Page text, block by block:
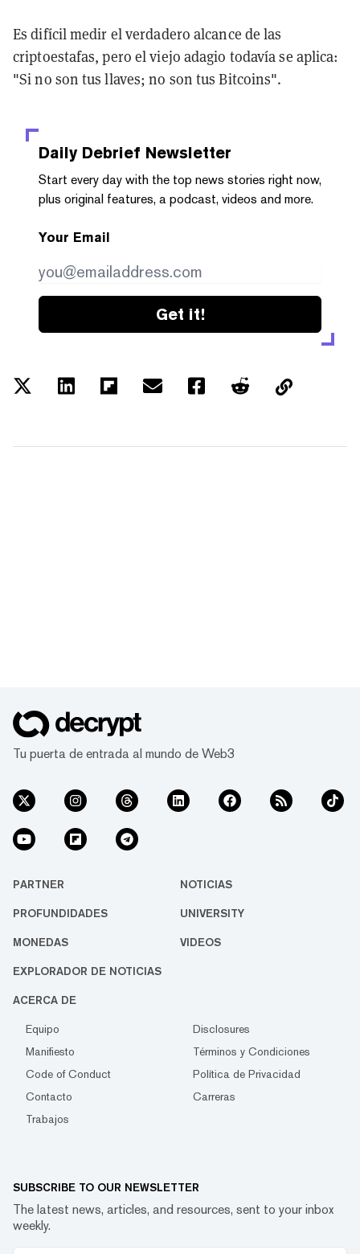
Es difícil medir el verdadero alcance de las
criptoestafas, pero el viejo adagio todavía se aplica:
"Si no son tus llaves; no son tus Bitcoins".
Daily Debrief Newsletter
Start every day with the top news stories right now,
plus original features, a podcast, videos and more.
Your Email
Get it!
Tu puerta de entrada al mundo de Web3
PARTNER NOTICIAS
PROFUNDIDADES UNIVERSITY
MONEDAS VIDEOS
EXPLORADOR DE NOTICIAS
ACERCA DE
Equipo
Disclosures
Manifiesto
Términos y Condiciones
Code of Conduct
Política de Privacidad
Contacto
Carreras
Trabajos
SUBSCRIBE TO OUR NEWSLETTER
The latest news, articles, and resources, sent to your inbox
weekly.